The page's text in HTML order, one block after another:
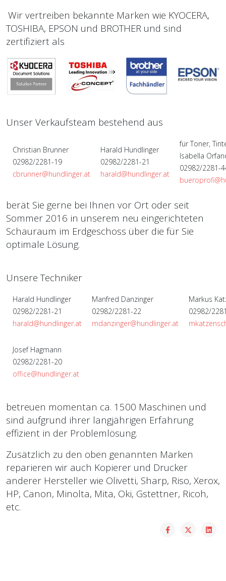
Wir vertreiben bekannte Marken wie KYOCERA,
TOSHIBA, EPSON und BROTHER und sind
zertifiziert als
Unser Verkaufsteam bestehend aus
Christian Brunner
02982/2281-19
cbrunner@hundlinger.at
Harald Hundlinger
02982/2281-21
harald@hundlinger.at
für Toner,
Isabella
02982/2281-
berät Sie gerne bei Ihnen vor Ort oder seit
Sommer 2016 in unserem neu eingerichteten
Schauraum im Erdgeschoss über die für Sie
optimale Lösung.
Unsere Techniker
Harald Hundlinger
02982/2281-21
harald@hundlinger.at
Manfred Danzinger
02982/2281-22
mdanzinger@hundlinger.at
Markus
02982/
Josef Hagmann
02982/2281-20
office@hundlinger.at
betreuen momentan ca. 1500 Maschinen und
sind aufgrund ihrer langjährigen Erfahrung
effizient in der Problemlösung.
Zusätzlich zu den oben genannten Marken
reparieren wir auch Kopierer und Drucker
anderer Hersteller wie Olivetti, Sharp, Riso, Xerox,
HP, Canon, Minolta, Mita, Oki, Gstettner, Ricoh,
etc.